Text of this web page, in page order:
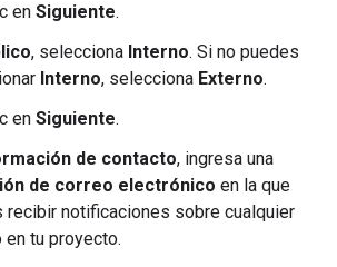
en Siguiente.
, selecciona Interno. Si no puedes
Interno, selecciona Externo.
en Siguiente.
de contacto, ingresa una
de correo electrónico en la que
recibir notificaciones sobre cualquier
en tu proyecto.